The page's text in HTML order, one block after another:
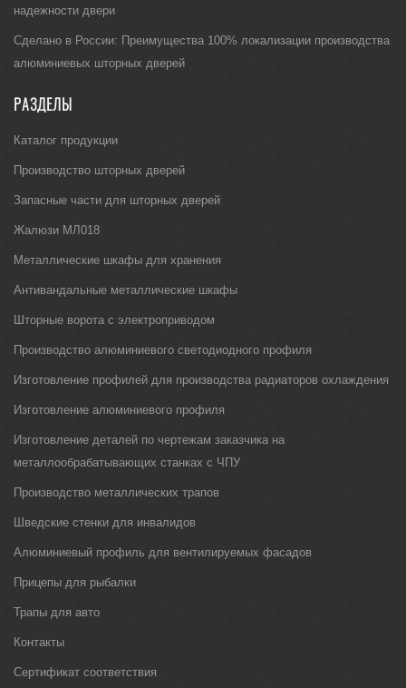
надежности двери
Сделано в России: Преимущества 100% локализации производства
алюминиевых шторных дверей
РАЗДЕЛЫ
Каталог продукции
Производство шторных дверей
Запасные части для шторных дверей
Жалюзи МЛ018
Металлические шкафы для хранения
Антивандальные металлические шкафы
Шторные ворота с электроприводом
Производство алюминиевого светодиодного профиля
Изготовление профилей для производства радиаторов охлаждения
Изготовление алюминиевого профиля
Изготовление деталей по чертежам заказчика на
металлообрабатывающих станках с ЧПУ
Производство металлических трапов
Шведские стенки для инвалидов
Алюминиевый профиль для вентилируемых фасадов
Прицепы для рыбалки
Трапы для авто
Контакты
Сертификат соответствия